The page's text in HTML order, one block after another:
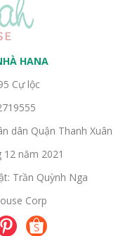
HANA
Cự lộc
dân Quận Thanh Xuân
năm 2021
Trần Quỳnh Nga
Corp